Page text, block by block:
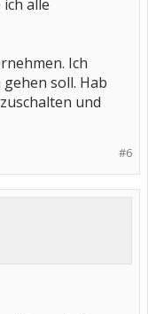
alle
Ich
soll. Hab
und
#6